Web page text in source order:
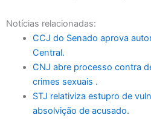
Notícias relacionadas:
CCJ do Senado aprova
Central.
CNJ abre processo contra
crimes sexuais .
STJ relativiza estupro de
absolvição de acusado.